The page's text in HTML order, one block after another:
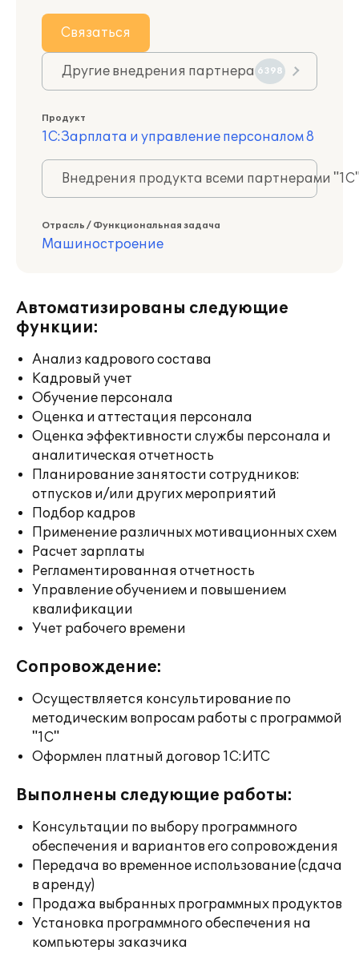
Связаться
Другие внедрения партнера 6398
Продукт
1С:Зарплата и управление персоналом 8
Внедрения продукта всеми партнерами
Отрасль / Функциональная задача
Машиностроение
Автоматизированы следующие
функции:
Анализ кадрового состава
Кадровый учет
Обучение персонала
Оценка и аттестация персонала
Оценка эффективности службы персонала и
аналитическая отчетность
Планирование занятости сотрудников:
отпусков и/или других мероприятий
Подбор кадров
Применение различных мотивационных схем
Расчет зарплаты
Регламентированная отчетность
Управление обучением и повышением
квалификации
Учет рабочего времени
Сопровождение:
Осуществляется консультирование по
методическим вопросам работы с программой
"1С"
Оформлен платный договор 1С:ИТС
Выполнены следующие работы:
Консультации по выбору программного
обеспечения и вариантов его сопровождения
Передача во временное использование (сдача
в аренду)
Продажа выбранных программных продуктов
Установка программного обеспечения на
компьютеры заказчика